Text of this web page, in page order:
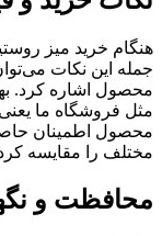
هنگام خرید میز
جمله این نکات
محصول اشاره کرد.
مثل فروشگاه ما یعنی
محصول اطمینان
مختلف را مقایسه
محافظت و